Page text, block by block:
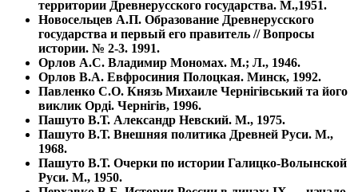
территории Древнерусского государства. М.,1951.
Новосельцев А.П. Образование Древнерусского
государства и первый его правитель // Вопросы
истории. № 2-3. 1991.
Орлов А.С. Владимир Мономах. М.; Л., 1946.
Орлов В.А. Евфросиния Полоцкая. Минск, 1992.
Павленко С.О. Князь Михаиле Чернiгiвський та його
виклик Ордi. Чернігiв, 1996.
Пашуто В.Т. Александр Невский. М., 1975.
Пашуто В.Т. Внешняя политика Древней Руси. М.,
1968.
Пашуто В.Т. Очерки по истории Галицко-Волынской
Руси. М., 1950.